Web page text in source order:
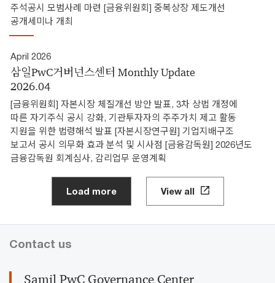
주석공시 모범사례 마련 [금융위원회] 중복상장 제도개선
공개세미나 개최
April 2026
삼일PwC거버넌스센터 Monthly Update
2026.04
[금융위원회] 자본시장 체질개선 방안 발표, 3차 상법 개정에
따른 자기주식 공시 강화, 기관투자자의 주주가치 제고 활동
지원을 위한 법령해석 발표 [자본시장연구원] 기업지배구조
보고서 공시 의무화 효과 분석 및 시사점 [금융감독원] 2026년도
금융감독원 회계심사, 감리업무 운영계획
Load more View all
Contact us
Samil PwC Governance Center